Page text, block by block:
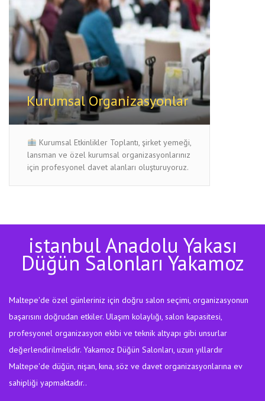
Kurumsal Organizasyonlar
Kurumsal Etkinlikler Toplantı, şirket yemeği,
lansman ve özel kurumsal organizasyonlarınız
için profesyonel davet alanları oluşturuyoruz.
istanbul Anadolu Yakası
Düğün Salonları Yakamoz
Maltepe'de özel günleriniz için doğru salon seçimi, organizasyonun
başarısını doğrudan etkiler. Ulaşım kolaylığı, salon kapasitesi,
profesyonel organizasyon ekibi ve teknik altyapı gibi unsurlar
değerlendirilmelidir. Yakamoz Düğün Salonları, uzun yıllardır
Maltepe'de düğün, nişan, kına, söz ve davet organizasyonlarına ev
sahipliği yapmaktadır..